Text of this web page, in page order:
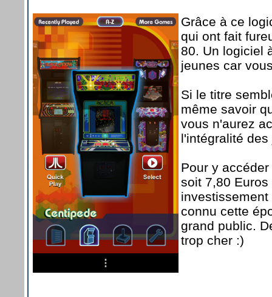
Grâce à ce
qui ont fait
80. Un logiciel
jeunes car
Si le titre
même savoir
vous n'aurez
l'intégralité
Pour y
soit 7,80
connu cette
grand public.
trop cher :)